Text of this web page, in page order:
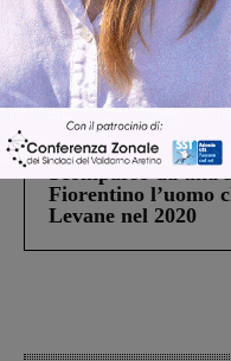
Cronaca 4 Agosto 2026
Un anno fa la
Gianni, Giulia e
processo, lo stop
Cronaca 3 Agosto 2026
Scomparso da
Fiorentino l’uomo
Levane nel 2020